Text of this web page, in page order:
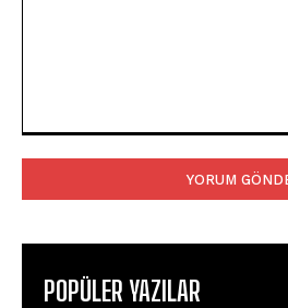
POPÜLER YAZILAR